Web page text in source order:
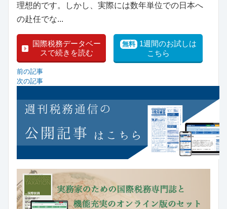
理想的です。しかし、実際には数年単位での日本へ
の赴任でな...
国際税務データベー
スで続きを読む
無料 1週間のお試しは
こちら
前の記事
次の記事